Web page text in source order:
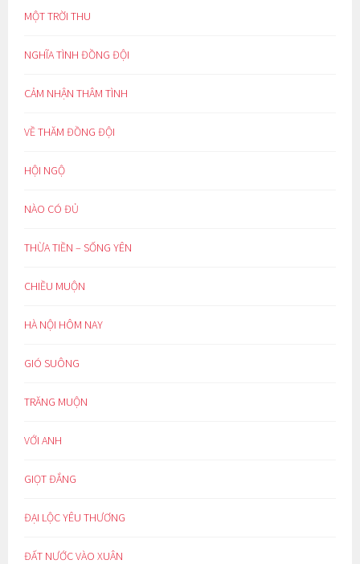
MỘT TRỜI THU
NGHĨA TÌNH ĐỒNG ĐỘI
CẢM NHẬN THÂM TÌNH
VỀ THĂM ĐỒNG ĐỘI
HỘI NGỘ
NÀO CÓ ĐỦ
THỪA TIỀN – SỐNG YÊN
CHIỀU MUỘN
HÀ NỘI HÔM NAY
GIÓ SUÔNG
TRĂNG MUỘN
VỚI ANH
GIỌT ĐẮNG
ĐẠI LỘC YÊU THƯƠNG
ĐẤT NƯỚC VÀO XUÂN